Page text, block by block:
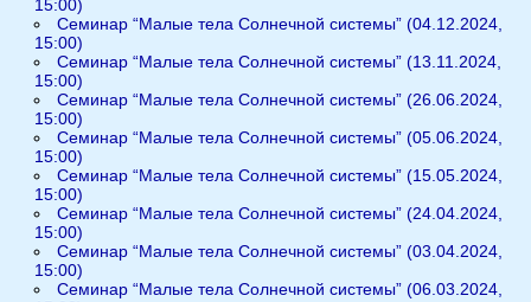
15:00)
Семинар “Малые тела Солнечной системы” (04.12.2024,
15:00)
Семинар “Малые тела Солнечной системы” (13.11.2024,
15:00)
Семинар “Малые тела Солнечной системы” (26.06.2024,
15:00)
Семинар “Малые тела Солнечной системы” (05.06.2024,
15:00)
Семинар “Малые тела Солнечной системы” (15.05.2024,
15:00)
Семинар “Малые тела Солнечной системы” (24.04.2024,
15:00)
Семинар “Малые тела Солнечной системы” (03.04.2024,
15:00)
Семинар “Малые тела Солнечной системы” (06.03.2024,